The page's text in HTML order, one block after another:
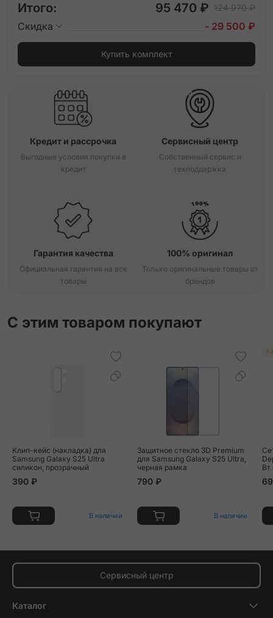
Итого: 95 470 ₽ 124 970 ₽
Скидка - 29 500 ₽
Купить комплект
Кредит и рассрочка
Выгодные условия покупки в
кредит
Сервисный центр
Собственный сервис и
техподдержка
Гарантия качества
Официальная гарантия на все
товары
100% оригинал
Только оригинальные товары от
брендов
С этим товаром покупают
Клип-кейс (накладка) для
Samsung Galaxy S25 Ultra
силикон, прозрачный
390 ₽
В наличии
Защитное стекло 3D Premium
для Samsung Galaxy S25 Ultra,
черная рамка
790 ₽
В наличии
Вт
Сервисный центр
Каталог